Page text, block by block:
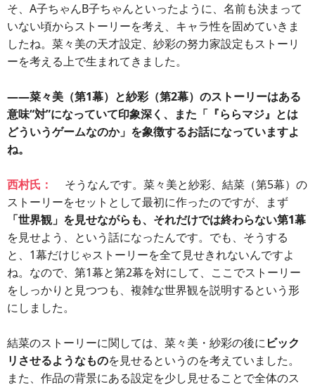
そ、A子ちゃんB子ちゃんといったように、名前も決まって
いない頃からストーリーを考え、キャラ性を固めていきま
したね。菜々美の天才設定、紗彩の努力家設定もストーリ
ーを考える上で生まれてきました。
――菜々美（第1幕）と紗彩（第2幕）のストーリーはある
意味“対”になっていて印象深く、また「『ららマジ』とは
どういうゲームなのか」を象徴するお話になっていますよ
ね。
西村氏：
そうなんです。菜々美と紗彩、結菜（第5幕）の
ストーリーをセットとして最初に作ったのですが、まず
「世界観」を見せながらも、それだけでは終わらない第1幕
を見せよう、という話になったんです。でも、そうする
と、1幕だけじゃストーリーを全て見せきれないんですよ
ね。なので、第1幕と第2幕を対にして、ここでストーリー
をしっかりと見つつも、複雑な世界観を説明するという形
にしました。
結菜のストーリーに関しては、菜々美・紗彩の後にビック
リさせるようなものを見せるというのを考えていました。
また、作品の背景にある設定を少し見せることで全体のス